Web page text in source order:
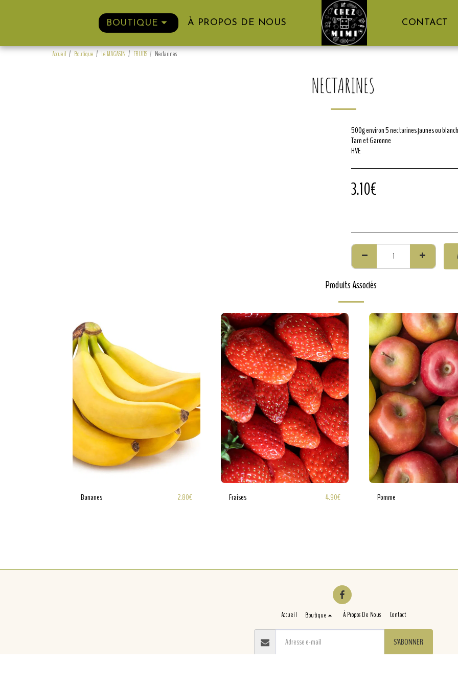
BOUTIQUE À PROPOS DE NOUS CONTACT
Accueil Boutique Le MAGASIN FRUITS Nectarines
NECTARINES
500g environ 5 nectarines jaunes ou
Tarn et Garonne
HVE
3.10€
Produits Associés
Bananes 2.80€ Fraises 4.90€ Pomme
Accueil Boutique À Propos De Nous Contact
S'ABONNER